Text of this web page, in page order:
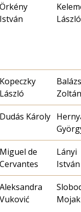
Örkény
István
László
Kopeczky
László
Zoltán
Dudás Károly
Miguel de
Cervantes
Lányi
István
Aleksandra
Vuković
Mojak